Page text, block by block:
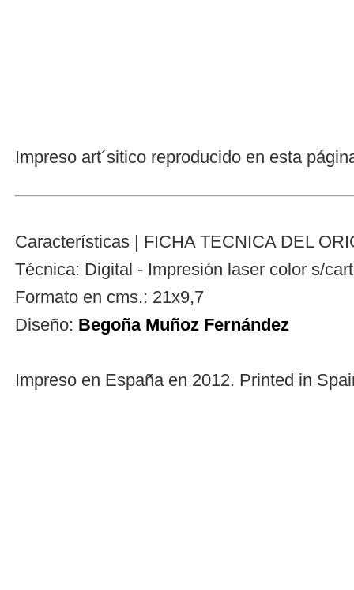
Impreso art´sitico reproducido en esta
Características | FICHA TECNICA DEL
Técnica: Digital - Impresión laser color s/
Formato en cms.: 21x9,7
Diseño: Begoña Muñoz Fernández
Impreso en España en 2012. Printed in